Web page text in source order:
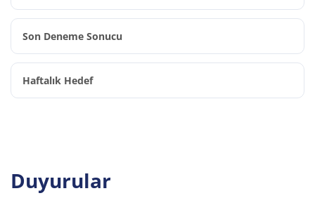
Son Deneme Sonucu
Haftalık Hedef
Duyurular